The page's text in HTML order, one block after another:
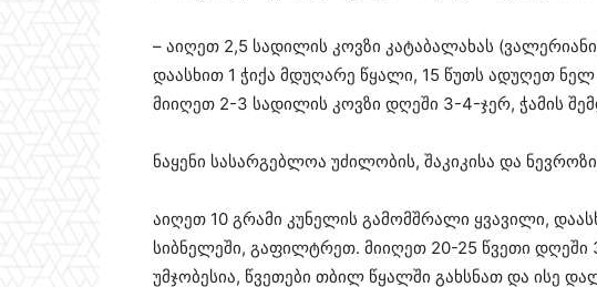
– აიღეთ 2,5 სადილის კოვზი კატაბალახას
დაასხით 1 ჭიქა მდუღარე წყალი, 15 წუთს ადუღეთ
მიიღეთ 2-3 სადილის კოვზი დღეში 3-4-ჯერ, ჭამის
ნაყენი სასარგებლოა უძილობის, შაკიკისა და
აიღეთ 10 გრამი კუნელის გამომშრალი ყვავილი,
სიბნელეში, გაფილტრეთ. მიიღეთ 20-25 წვეთი დღეში
უმჯობესია, წვეთები თბილ წყალში გახსნათ და ისე